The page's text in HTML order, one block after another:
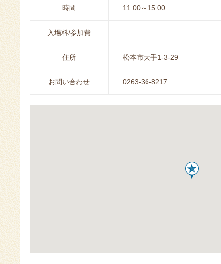
時間 11:00～15:00
入場料/参加費
住所 松本市大手1-3-29
お問い合わせ 0263-36-8217